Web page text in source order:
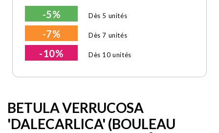
-5% Dès 5 unités
-7% Dès 7 unités
-10% Dès 10 unités
BETULA VERRUCOSA
'DALECARLICA' (BOULEAU